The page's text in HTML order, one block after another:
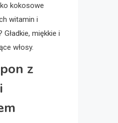
kokosowe
witamin i
Gładkie, miękkie i
włosy.
z